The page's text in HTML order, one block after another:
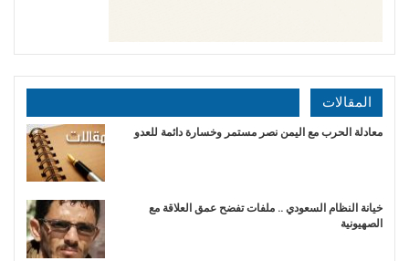
المقالات
​معادلة الحرب مع اليمن نصر مستمر وخسارة دائمة للعدو
خيانة النظام السعودي .. ملفات تفضح عمق العلاقة مع
الصهيونية